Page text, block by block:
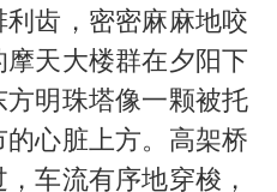
齿，密密麻麻地咬
天大楼群在夕阳下
明珠塔像一颗被托
心脏上方。高架桥
车流有序地穿梭，